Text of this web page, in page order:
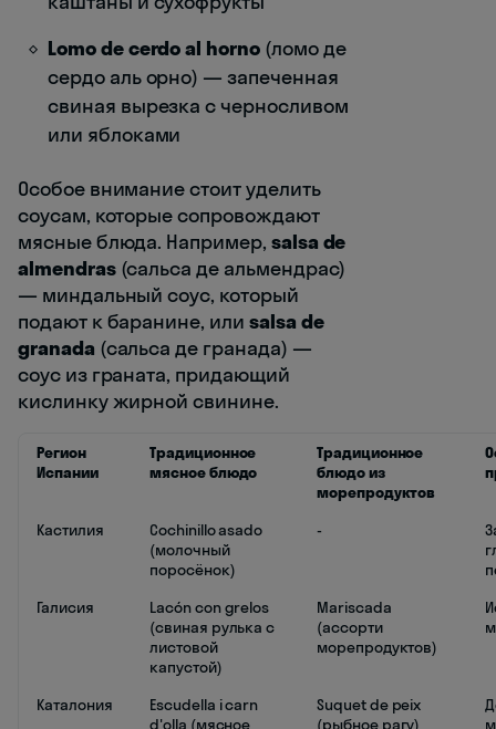
Lomo de cerdo al horno(ломо де
сердо аль орно) — запеченная
свиная вырезка с черносливом
или яблоками
Особое внимание стоит уделить
соусам, которые сопровождают
мясные блюда. Например, salsa de
almendras(сальса де альмендрас)
— миндальный соус, который
подают к баранине, или salsa de
granada (сальса де гранада) —
соус из граната, придающий
кислинку жирной свинине.
Регион
Испании
Традиционное
мясное блюдо
Традиционное
блюдо из
морепродуктов
Кастилия
Cochinillo asado
(молочный
поросёнок)
-
Галисия
Lacón con grelos
(свиная рулька с
листовой
капустой)
Mariscada
(ассорти
морепродуктов)
Каталония
Escudella i carn
d'olla (мясное
Suquet de peix
(рыбное рагу)